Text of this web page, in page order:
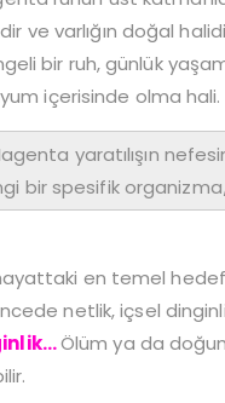
ve varlığın doğal
bir ruh, günlük
içerisinde olma hali.
yaratılışın
bir spesifik
en temel
netlik, içsel
Ölüm ya da